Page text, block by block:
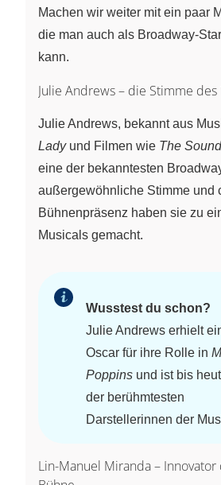
Machen wir weiter mit ein paar
die man auch als Broadway-
kann.
Julie Andrews – die Stimme des
Julie Andrews, bekannt aus
Ladyund Filmen wie The
eine der bekanntesten
außergewöhnliche Stimme und
Bühnenpräsenz haben sie zu
Musicals gemacht.
Wusstest du schon?
Julie Andrews erhielt
Oscar für ihre Rolle in
Poppins und ist bis
der berühmtesten
Darstellerinnen der
Lin-Manuel Miranda –